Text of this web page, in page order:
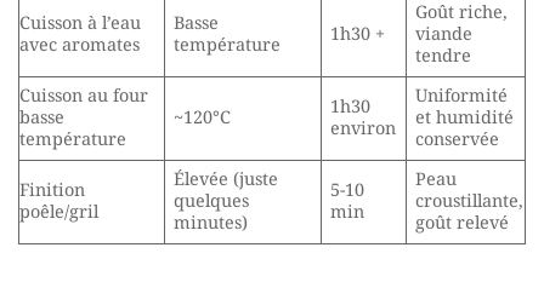
Cuisson à l’eau
avec aromates
Basse
température
1h30 +
Goût riche,
viande
tendre
Cuisson au four
basse
température
~120°C
1h30
environ
Uniformité
et humidité
conservée
Finition
poêle/gril
Élevée (juste
quelques
minutes)
5-10
min
Peau
croustillante,
goût relevé